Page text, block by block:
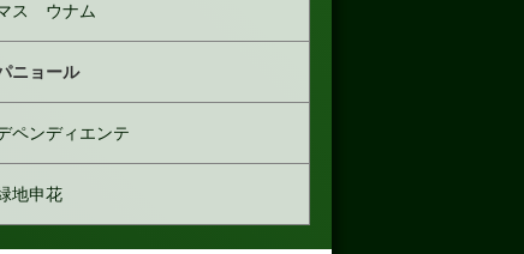
ス ウナム
ニョール
ペンディエンテ
地申花